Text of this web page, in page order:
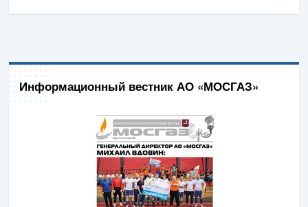
Информационный вестник АО «МОСГАЗ»